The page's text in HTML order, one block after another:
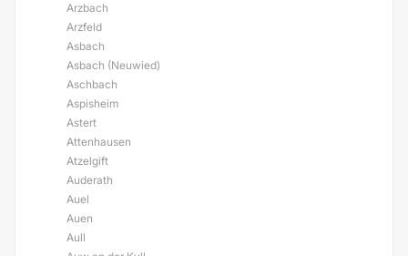
Arzbach
Arzfeld
Asbach
Asbach (Neuwied)
Aschbach
Aspisheim
Astert
Attenhausen
Atzelgift
Auderath
Auel
Auen
Aull